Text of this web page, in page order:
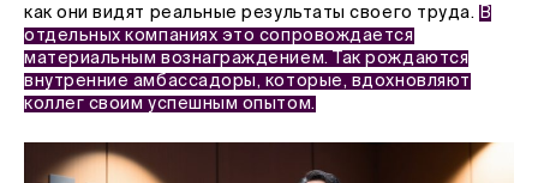
как они видят реальные результаты своего труда. В
отдельных компаниях это сопровождается
материальным вознаграждением. Так рождаются
внутренние амбассадоры, которые, вдохновляют
коллег своим успешным опытом.